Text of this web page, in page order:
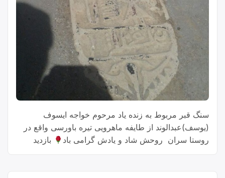
سنگ قبر مربوط به زنده یاد مرحوم خواجه ایسوف
(یوسف)عبدالوند از طایفه ماهرویی تیره باورسی واقع در
روستا سران روحش شاد و یادش گرامی باد
بازدید